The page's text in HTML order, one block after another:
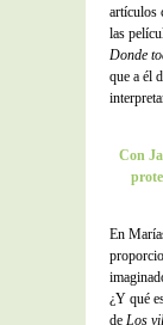
artículos
las
Donde
que a él
Con
En
¿Y qué
de Los